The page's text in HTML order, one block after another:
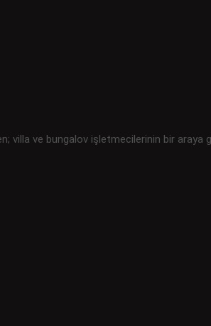
villa ve bungalov işletmecilerinin bir